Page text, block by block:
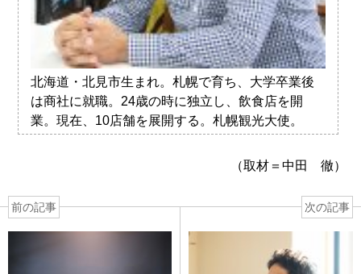
北海道・北見市生まれ。札幌で育ち、大学卒業後
は商社に就職。24歳の時に独立し、飲食店を開
業。現在、10店舗を展開する。札幌観光大使。
（取材＝中田 徹）
前の記事 次の記事